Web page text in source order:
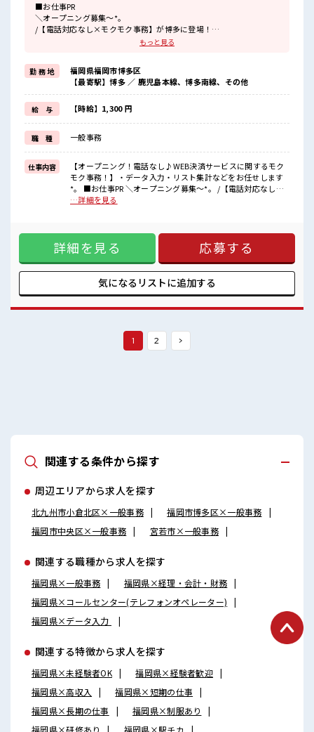
■お仕事PR
＼オープニング募集～*。
/【電話対応なし×モクモク事務】が博多に登場！
今回は《WEB決済サービス》に関するデータ入力や簡単なリスト集
ればOKと必要スキルはハードル低めだから未経験さんの事務デビュ
ーや、
ブランク復帰の場にもオススメですよ〇さらに人気条件の【土日祝
休み×残業少なめ】で無理なく働けるのもこちらのお仕事のポイン
ト♪
今回は5名限定募集！
人気枠だから少しでも気になったら早めに応募しよ～♪
■職場の雰囲気
《ヘアカラー&ネイル&服装自由(デニムもOK)》トーンダウンやオ
フの必要なし♪
オシャレも楽しめる環境です*。
【早めにお給料を受け取れる日払い申請も受付中！
もっと見る
勤 務 地
福岡県福岡市博多区
【最寄駅】博多 ／ 鹿児島本線、博多南線、その他
給 与 【時給】1,300 円
職 種 一般事務
仕事内容
【オープニング！電話なし♪WEB決済サービスに関するモク
モク事務！】・データ入力・リスト集計などをお任せします
*。 ■お仕事PR ＼オープニング募集～*。 /【電話対応なし×
モクモク事務】が博多に登場！ 今回は《WEB決済サービス》
キルはハードル低めだから未経験さんの事務デビューや、 ブ
ランク復帰の場にもオススメですよ〇さらに人気条件の【土
日祝休み×残業少なめ】で無理なく働けるのもこちらのお仕
事のポイント♪ 今回は5名限定募集！ 人気枠だから少しでも
気になったら早めに応募しよ～♪ ■職場の雰囲気 《ヘアカラ
ー&ネイル&服装自由(デニムもOK)》トーンダウンやオフの
を受け取れる日払い申請も受付中！ 】
…詳細を見る
詳細を見る 応募する
気になるリストに追加する
1 2 >
関連する条件から探す
周辺エリアから求人を探す
北九州市小倉北区×一般事務
福岡市博多区×一般事務
福岡市中央区×一般事務
宮若市×一般事務
関連する職種から求人を探す
福岡県×一般事務
福岡県×経理・会計・財務
福岡県×コールセンター(テレフォンオペレーター)
福岡県×データ入力
関連する特徴から求人を探す
福岡県×未経験者OK
福岡県×経験者歓迎
福岡県×高収入
福岡県×短期の仕事
福岡県×長期の仕事
福岡県×制服あり
福岡県×研修あり
福岡県×駅チカ